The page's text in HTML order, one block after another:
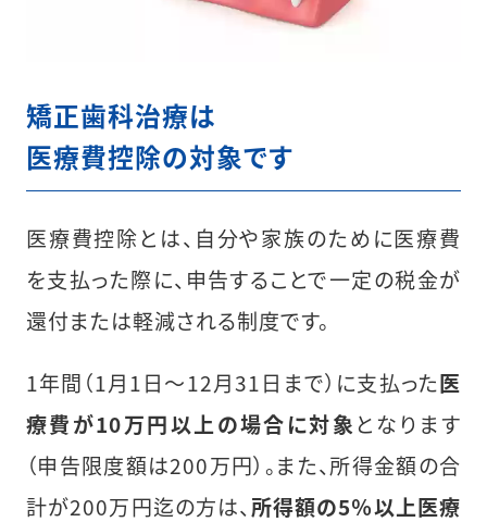
矯正歯科治療は
医療費控除の対象です
医療費控除とは、自分や家族のために医療費
を支払った際に、申告することで一定の税金が
還付または軽減される制度です。
1年間（1月1日〜12月31日まで）に支払った医
療費が10万円以上の場合に対象となります
（申告限度額は200万円）。また、所得金額の合
計が200万円迄の方は、 所得額の5％以上医療